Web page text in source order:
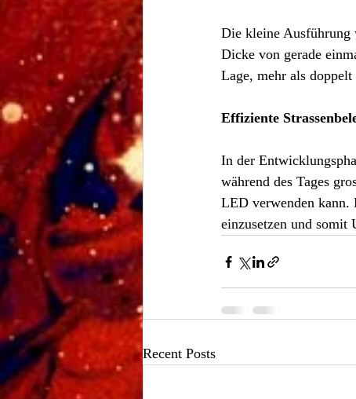
Die kleine Ausführung
Dicke von gerade
Lage, mehr als
Effiziente
In der
während des Tages
LED verwenden kann.
einzusetzen und somit
Recent Posts